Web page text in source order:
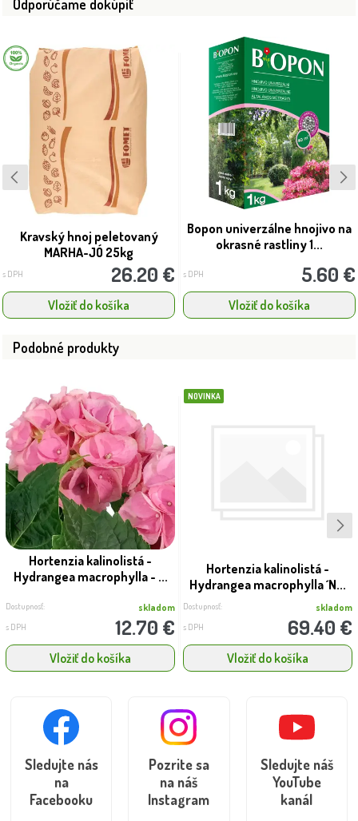
Odporúčame dokúpiť
Kravský hnoj peletovaný
MARHA-JÓ 25kg
s DPH 26.20 €
Vložiť do košíka
Bopon univerzálne hnojivo na
okrasné rastliny 1...
s DPH 5.60 €
Vložiť do košíka
Podobné produkty
Hortenzia kalinolistá -
Hydrangea macrophylla - ...
Dostupnosť: skladom
s DPH 12.70 €
Vložiť do košíka
NOVINKA
Hortenzia kalinolistá -
Hydrangea macrophylla ´N...
Dostupnosť: skladom
s DPH 69.40 €
Vložiť do košíka
Sledujte nás
na
Facebooku
Pozrite sa
na náš
Instagram
Sledujte náš
YouTube
kanál